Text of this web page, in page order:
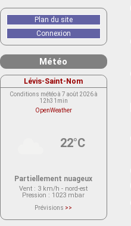
Plan du site
Connexion
Météo
Lévis-Saint-Nom
Conditions météo à 7 août 2026 à
12h31min
OpenWeather
22°C
Partiellement nuageux
Vent : 3 km/h - nord-est
Pression : 1023 mbar
Prévisions >>
actuellement aucune prévision